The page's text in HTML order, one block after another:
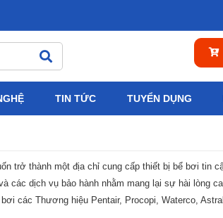
TIN TỨC TUYỂN DỤNG
trở thành một địa chỉ cung cấp thiết bị bể bơi tin
các dịch vụ bảo hành nhằm mang lại sự hài lòng
các Thương hiệu Pentair, Procopi, Waterco,